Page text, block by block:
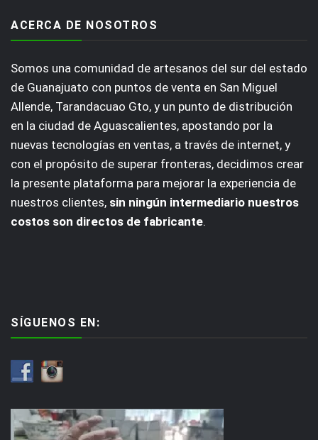
ACERCA DE NOSOTROS
Somos una comunidad de artesanos del sur del estado
de Guanajuato con puntos de venta en San Miguel
Allende, Tarandacuao Gto, y un punto de distribución
en la ciudad de Aguascalientes, apostando por la
nuevas tecnologías en ventas, a través de internet, y
con el propósito de superar fronteras, decidimos crear
la presente plataforma para mejorar la experiencia de
nuestros clientes, sin ningún intermediario nuestros
costos son directos de fabricante.
SÍGUENOS EN: